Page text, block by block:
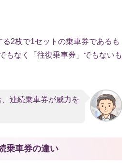
2枚で1セットの乗車券であるも
もなく「往復乗車券」でもないも
連続乗車券が威力を
乗車券の違い